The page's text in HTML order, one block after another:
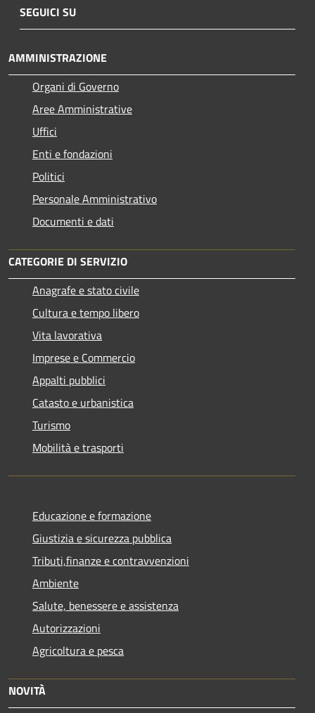
SEGUICI SU
AMMINISTRAZIONE
Organi di Governo
Aree Amministrative
Uffici
Enti e fondazioni
Politici
Personale Amministrativo
Documenti e dati
CATEGORIE DI SERVIZIO
Anagrafe e stato civile
Cultura e tempo libero
Vita lavorativa
Imprese e Commercio
Appalti pubblici
Catasto e urbanistica
Turismo
Mobilità e trasporti
Educazione e formazione
Giustizia e sicurezza pubblica
Tributi,finanze e contravvenzioni
Ambiente
Salute, benessere e assistenza
Autorizzazioni
Agricoltura e pesca
NOVITÀ